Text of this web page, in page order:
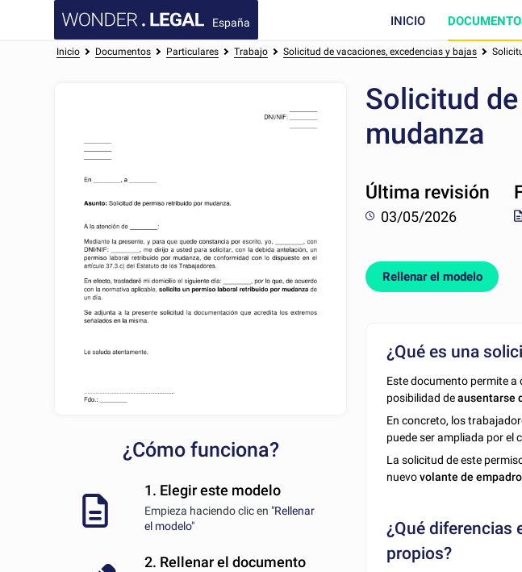
España INICIO
Inicio Documentos Particulares Trabajo Solicitud de vacaciones, excedencias y bajas
¿Cómo funciona?
1. Elegir este modelo
Empieza haciendo clic en "Rellenar
el modelo"
2. Rellenar el documento
Solicitud
mudanza
Última revisión
03/05/2026
Rellenar el modelo
¿Qué es una
Este documento permite
posibilidad deausentarse
En concreto, los
puede ser ampliada por el
La solicitud de este
nuevovolante de
¿Qué diferencias
propios?